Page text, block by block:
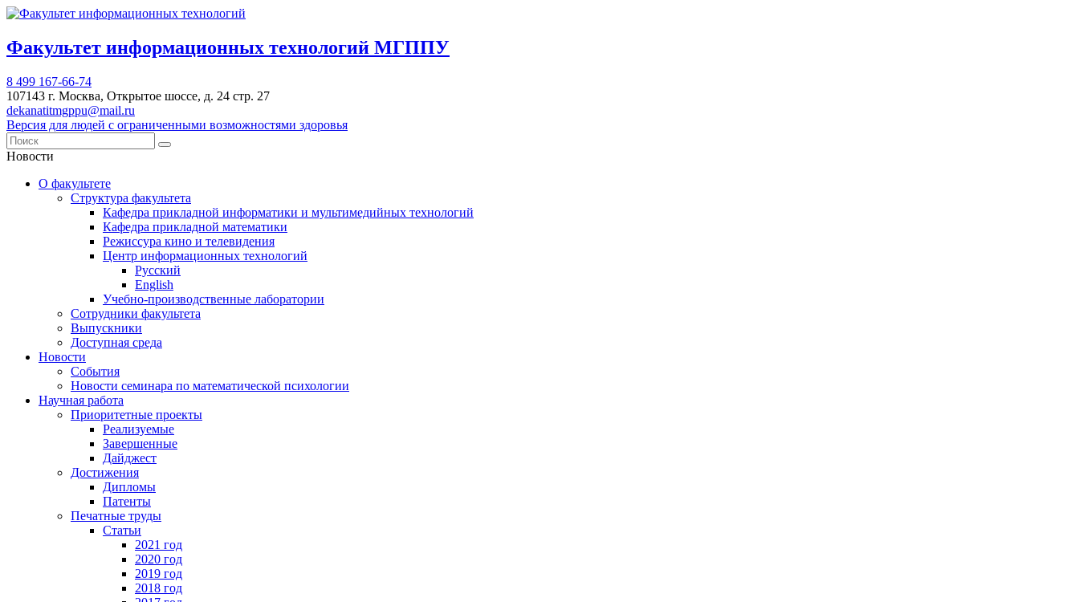
Факультет информационных технологий МГППУ
8 499 167-66-74
107143 г. Москва, Открытое шоссе, д. 24 стр. 27
dekanatitmgppu@mail.ru
Версия для людей с ограниченными возможностями здоровья
Новости
О факультете
Структура факультета
Кафедра прикладной информатики и мультимедийных технологий
Кафедра прикладной математики
Режиссура кино и телевидения
Центр информационных технологий
Русский
English
Учебно-производственные лаборатории
Сотрудники факультета
Выпускники
Доступная среда
Новости
События
Новости семинара по математической психологии
Научная работа
Приоритетные проекты
Реализуемые
Завершенные
Дайджест
Достижения
Дипломы
Патенты
Печатные труды
Статьи
2021 год
2020 год
2019 год
2018 год